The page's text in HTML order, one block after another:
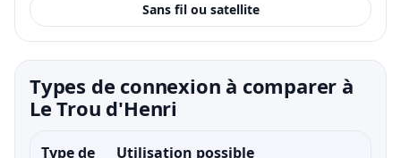
Sans fil ou satellite
Types de connexion à comparer à
Le Trou d'Henri
Type de
Utilisation possible